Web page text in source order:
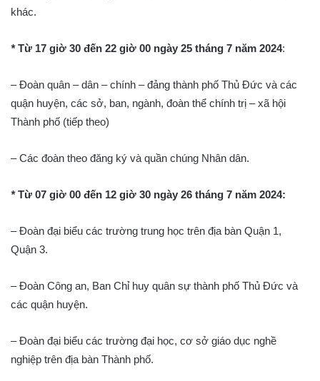
khác.
*Từ 17 giờ 30 đến 22 giờ 00 ngày 25 tháng 7 năm 2024:
– Đoàn quân – dân – chính – đảng thành phố Thủ Đức và các
quận huyện, các sở, ban, ngành, đoàn thể chính trị – xã hội
Thành phố (tiếp theo)
– Các đoàn theo đăng ký và quần chúng Nhân dân.
*Từ 07 giờ 00 đến 12 giờ 30 ngày 26 tháng 7 năm 2024:
– Đoàn đại biểu các trường trung học trên địa bàn Quận 1,
Quận 3.
– Đoàn Công an, Ban Chỉ huy quân sự thành phố Thủ Đức và
các quận huyện.
– Đoàn đại biểu các trường đại học, cơ sở giáo dục nghề
nghiệp trên địa bàn Thành phố.